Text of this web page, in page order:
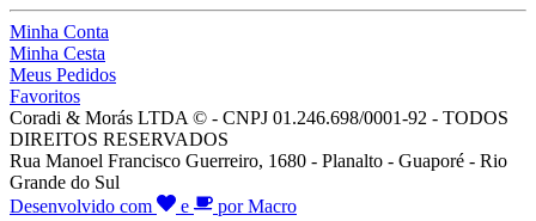
Minha Conta
Minha Cesta
Meus Pedidos
Favoritos
Coradi & Morás LTDA © - CNPJ 01.246.698/0001-92 - TODOS
DIREITOS RESERVADOS
Rua Manoel Francisco Guerreiro, 1680 - Planalto - Guaporé - Rio
Grande do Sul
Desenvolvido com
e por Macro